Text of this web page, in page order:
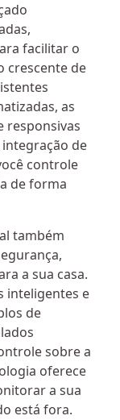
facilitar o
crescente de
as
responsivas
de
controle
de forma
também
a sua casa.
inteligentes e
de
sobre a
oferece
a sua
está fora.